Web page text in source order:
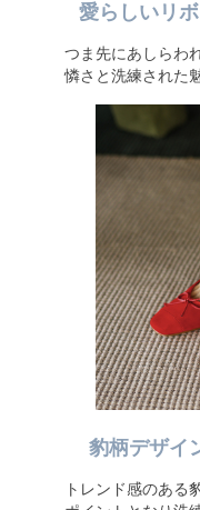
愛らしいリ
つま先にあしらわ
憐さと洗練された
豹柄デザイ
トレンド感のある